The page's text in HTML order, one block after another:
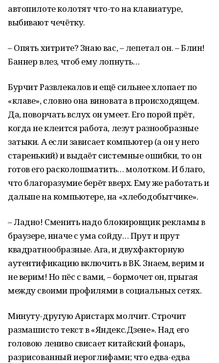
автопилоте колотят что-то на клавиатуре,
выбивают чечётку.
– Опять хитрите? Знаю вас, – лепетал он. – Блин!
Баннер влез, чтоб ему лопнуть…
Бурчит Развлекалов и ещё сильнее хлопает по
«клаве», словно она виновата в происходящем.
Да, поворчать вслух он умеет. Его порой прёт,
когда не клеится работа, лезут разнообразные
затыки. А если зависает компьютер (а он у него
старенький) и выдаёт системные ошибки, то он
готов его расколошматить… молотком. И благо,
что благоразумие берёт вверх. Ему же работать и
дальше на компьютере, на «хлебодобытчике».
– Ладно! Сменить надо блокировщик рекламы в
браузере, иначе с ума сойду… Прут и прут
квадратнообразные. Ага, и двухфакторную
аутентификацию включить в ВК. Знаем, верим и
не верим! Но пёс с вами, – бормочет он, прыгая
между своими профилями в социальных сетях.
Минуту-другую Аристарх молчит. Строчит
размашисто текст в «Яндекс.Дзене». Над его
головою лениво свисает китайский фонарь,
разрисованный иероглифами; что едва-едва